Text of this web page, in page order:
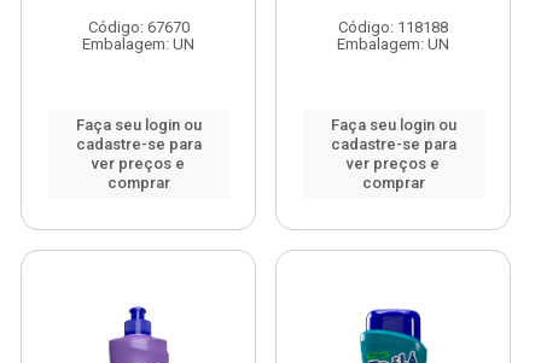
Código: 67670
Embalagem: UN
Faça seu login ou
cadastre-se para
ver preços e
comprar
Código: 118188
Embalagem: UN
Faça seu login ou
cadastre-se para
ver preços e
comprar